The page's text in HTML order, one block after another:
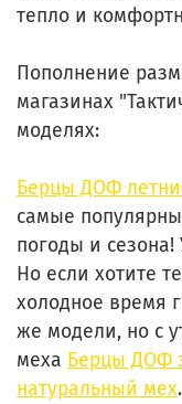
тепло и
Пополнение
магазинах
моделях:
Берцы ДОФ
самые
погоды и
Но если хотите
холодное время
же модели, но с
меха Берцы ДОФ
натуральный мех.